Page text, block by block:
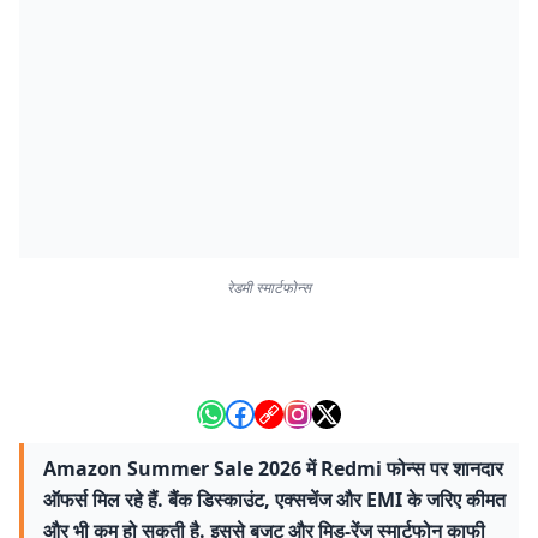
रेडमी स्मार्टफोन्स
Amazon Summer Sale 2026 में Redmi फोन्स पर शानदार
ऑफर्स मिल रहे हैं. बैंक डिस्काउंट, एक्सचेंज और EMI के जरिए कीमत
और भी कम हो सकती है. इससे बजट और मिड-रेंज स्मार्टफोन काफी